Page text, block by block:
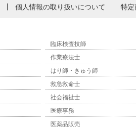
個人情報の取り扱いについて 特定
臨床検査技師
作業療法士
はり師・きゅう師
救急救命士
社会福祉士
医療事務
医薬品販売